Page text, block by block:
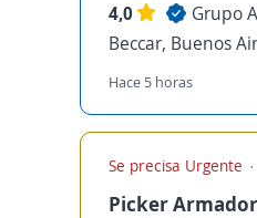
4,0
Grupo
Beccar, Buenos
Hace 5 horas
Se precisa Urgente
Picker